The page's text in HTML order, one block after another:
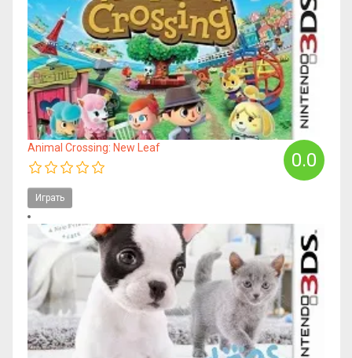
0.0
Animal Crossing: New Leaf
Играть